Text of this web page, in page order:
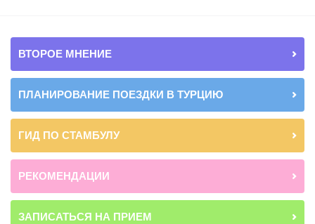
ВТОРОЕ МНЕНИЕ
ПЛАНИРОВАНИЕ ПОЕЗДКИ В ТУРЦИЮ
ГИД ПО СТАМБУЛУ
РЕКОМЕНДАЦИИ
ЗАПИСАТЬСЯ НА ПРИЕМ